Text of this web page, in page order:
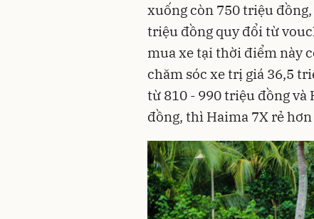
xuống còn 750 triệu
triệu đồng quy đổi từ
mua xe tại thời điểm này
chăm sóc xe trị giá 36,5
từ 810 - 990 triệu đồng
đồng, thì Haima 7X rẻ